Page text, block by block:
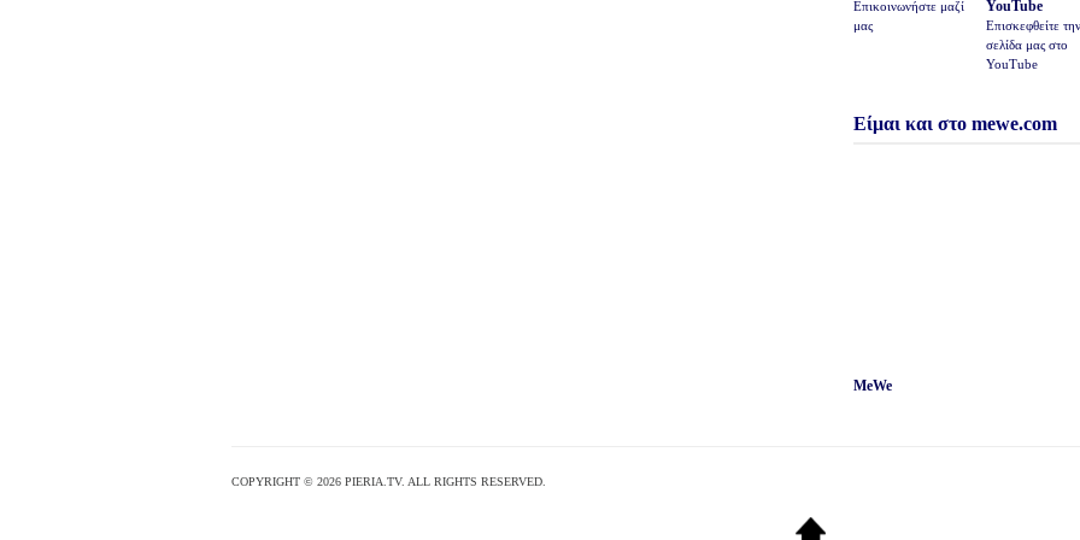
Επικοινωνήστε μαζί
μας
YouTube
Επισκεφθείτε την
σελίδα μας στο
YouTube
Είμαι και στο mewe.com
MeWe
COPYRIGHT © 2026 PIERIA.TV. ALL RIGHTS RESERVED.